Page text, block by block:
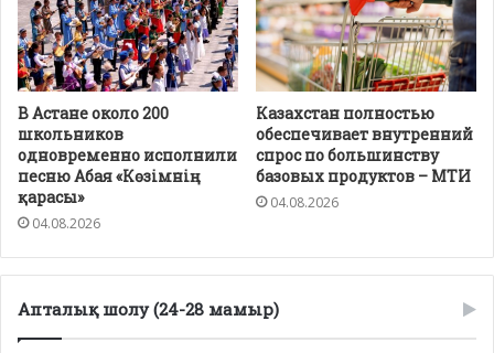
В Астане около 200
школьников
одновременно исполнили
песню Абая «Көзімнің
қарасы»
04.08.2026
Казахстан полностью
обеспечивает внутренний
спрос по большинству
базовых продуктов – МТИ
04.08.2026
Апталық шолу (24-28 мамыр)